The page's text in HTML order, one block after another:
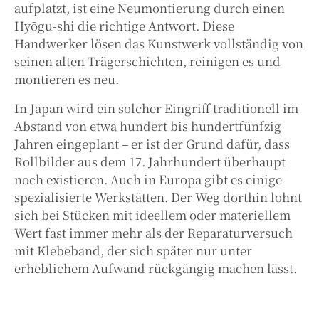
aufplatzt, ist eine Neumontierung durch einen
Hyōgu-shi die richtige Antwort. Diese
Handwerker lösen das Kunstwerk vollständig von
seinen alten Trägerschichten, reinigen es und
montieren es neu.
In Japan wird ein solcher Eingriff traditionell im
Abstand von etwa hundert bis hundertfünfzig
Jahren eingeplant – er ist der Grund dafür, dass
Rollbilder aus dem 17. Jahrhundert überhaupt
noch existieren. Auch in Europa gibt es einige
spezialisierte Werkstätten. Der Weg dorthin lohnt
sich bei Stücken mit ideellem oder materiellem
Wert fast immer mehr als der Reparaturversuch
mit Klebeband, der sich später nur unter
erheblichem Aufwand rückgängig machen lässt.